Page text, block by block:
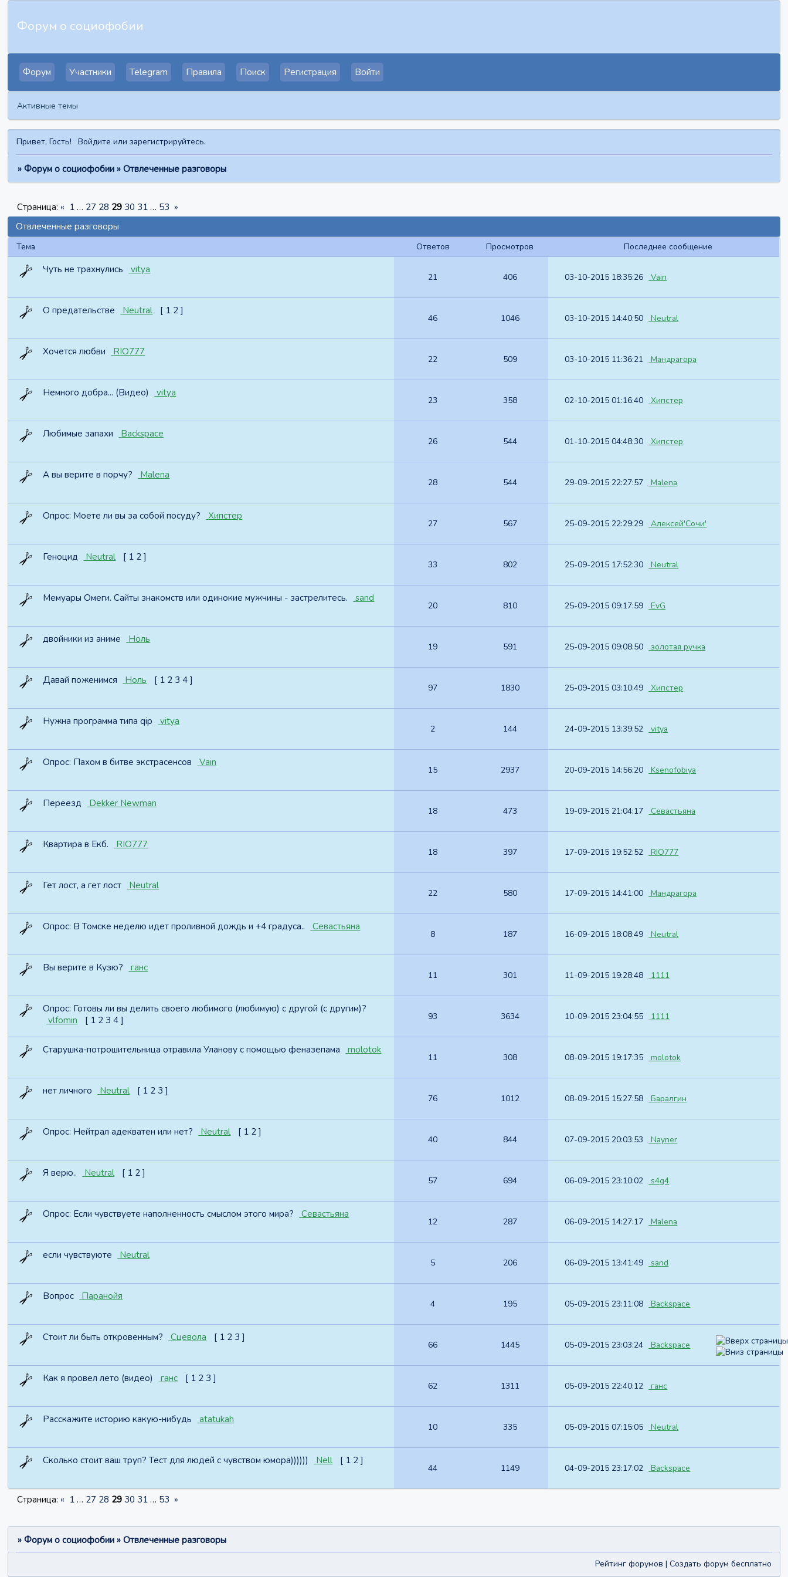
Форум о социофобии
Форум Участники Telegram Правила Поиск Регистрация Войти
Активные темы
Привет, Гость! Войдите илизарегистрируйтесь.
» Форум о социофобии » Отвлеченные разговоры
Отвлеченные разговоры
Страница: « 1 … 27 28 29 30 31 … 53 »
Тема Ответов Просмотров Последнее сообщение
Чуть не трахнулись vitya
21 406 03-10-2015 18:35:26 Vain
О предательстве Neutral [ 1 2 ]
46 1046 03-10-2015 14:40:50 Neutral
Хочется любви RIO777
22 509 03-10-2015 11:36:21 Мандрагора
Немного добра... (Видео) vitya
23 358 02-10-2015 01:16:40 Хипстер
Любимые запахи Backspace
26 544 01-10-2015 04:48:30 Хипстер
А вы верите в порчу? Malena
28 544 29-09-2015 22:27:57 Malena
Опрос: Моете ли вы за собой посуду? Хипстер
27 567 25-09-2015 22:29:29 Алексей'Сочи'
Геноцид Neutral [ 1 2 ]
33 802 25-09-2015 17:52:30 Neutral
Мемуары Омеги. Сайты знакомств или одинокие мужчины - застрелитесь. sand
20 810 25-09-2015 09:17:59 EvG
двойники из аниме Ноль
19 591 25-09-2015 09:08:50 золотая ручка
Давай поженимся Ноль [ 1 2 3 4 ]
97 1830 25-09-2015 03:10:49 Хипстер
Нужна программа типа qip vitya
2 144 24-09-2015 13:39:52 vitya
Опрос: Пахом в битве экстрасенсов Vain
15 2937 20-09-2015 14:56:20 Ksenofobiya
Переезд Dekker Newman
18 473 19-09-2015 21:04:17 Севастьяна
Квартира в Екб. RIO777
18 397 17-09-2015 19:52:52 RIO777
Гет лост, а гет лост Neutral
22 580 17-09-2015 14:41:00 Мандрагора
Опрос: В Томске неделю идет проливной дождь и +4 градуса.. Севастьяна
8 187 16-09-2015 18:08:49 Neutral
Вы верите в Кузю? ганс
11 301 11-09-2015 19:28:48 1111
Опрос: Готовы ли вы делить своего любимого (любимую) с другой (с другим)?
vlfomin
[ 1 2 3 4 ] 93 3634 10-09-2015 23:04:55 1111
Старушка-потрошительница отравила Уланову с помощью феназепама molotok
11 308 08-09-2015 19:17:35 molotok
нет личного Neutral [ 1 2 3 ]
76 1012 08-09-2015 15:27:58 Баралгин
Опрос: Нейтрал адекватен или нет? Neutral [ 1 2 ]
40 844 07-09-2015 20:03:53 Nayner
Я верю.. Neutral [ 1 2 ]
57 694 06-09-2015 23:10:02 s4g4
Опрос: Если чувствуете наполненность смыслом этого мира? Севастьяна
12 287 06-09-2015 14:27:17 Malena
если чувствуюте Neutral
5 206 06-09-2015 13:41:49 sand
Вопрос Паранойя
4 195 05-09-2015 23:11:08 Backspace
Стоит ли быть откровенным? Сцевола [ 1 2 3 ]
66 1445 05-09-2015 23:03:24 Backspace
Как я провел лето (видео) ганс [ 1 2 3 ]
62 1311 05-09-2015 22:40:12 ганс
Расскажите историю какую-нибудь atatukah
10 335 05-09-2015 07:15:05 Neutral
Сколько стоит ваш труп? Тест для людей с чувством юмора)))))) Nell [ 1 2 ]
44 1149 04-09-2015 23:17:02 Backspace
Страница: « 1 … 27 28 29 30 31 … 53 »
» Форум о социофобии » Отвлеченные разговоры
Рейтинг форумов | Создать форум бесплатно